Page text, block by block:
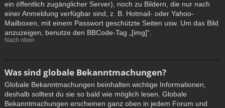
ein öffentlich zugänglicher Server), noch zu Bildern, die nur nach
einer Anmeldung verfügbar sind, z. B. Hotmail- oder Yahoo-
Mailboxen, mit einem Passwort geschützte Seiten usw. Um das Bild
anzuzeigen, benutze den BBCode-Tag „[img]“.
Nach oben
Was sind globale Bekanntmachungen?
Globale Bekanntmachungen beinhalten wichtige Informationen,
deshalb solltest du sie so bald wie möglich lesen. Globale
Bekanntmachungen erscheinen ganz oben in jedem Forum und